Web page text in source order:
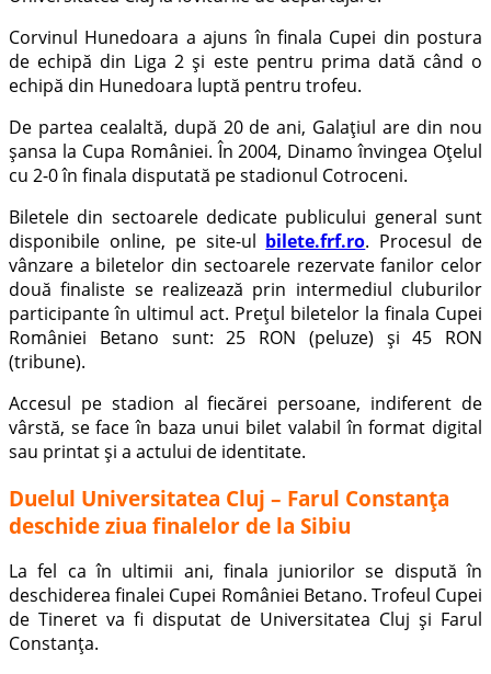
Corvinul Hunedoara a ajuns în finala Cupei din postura
de echipă din Liga 2 și este pentru prima dată când o
echipă din Hunedoara luptă pentru trofeu.
De partea cealaltă, după 20 de ani, Galațiul are din nou
șansa la Cupa României. În 2004, Dinamo învingea Oțelul
cu 2-0 în finala disputată pe stadionul Cotroceni.
Biletele din sectoarele dedicate publicului general sunt
disponibile online, pe site-ul bilete.frf.ro. Procesul de
vânzare a biletelor din sectoarele rezervate fanilor celor
două finaliste se realizează prin intermediul cluburilor
participante în ultimul act. Prețul biletelor la finala Cupei
României Betano sunt: 25 RON (peluze) și 45 RON
(tribune).
Accesul pe stadion al fiecărei persoane, indiferent de
vârstă, se face în baza unui bilet valabil în format digital
sau printat și a actului de identitate.
Duelul Universitatea Cluj – Farul Constanța
deschide ziua finalelor de la Sibiu
La fel ca în ultimii ani, finala juniorilor se dispută în
deschiderea finalei Cupei României Betano. Trofeul Cupei
de Tineret va fi disputat de Universitatea Cluj și Farul
Constanța.